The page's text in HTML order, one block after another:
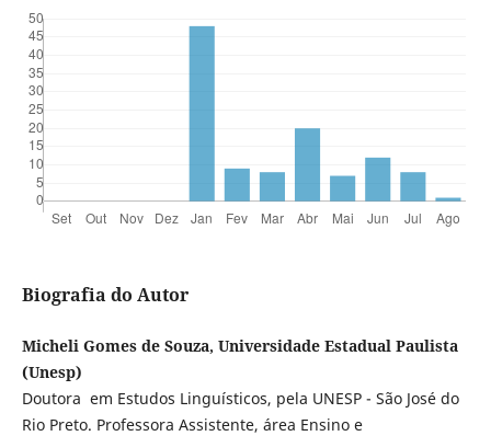
Biografia do Autor
Micheli Gomes de Souza, Universidade Estadual Paulista
(Unesp)
Doutora em Estudos Linguísticos, pela UNESP - São José do
Rio Preto. Professora Assistente, área Ensino e